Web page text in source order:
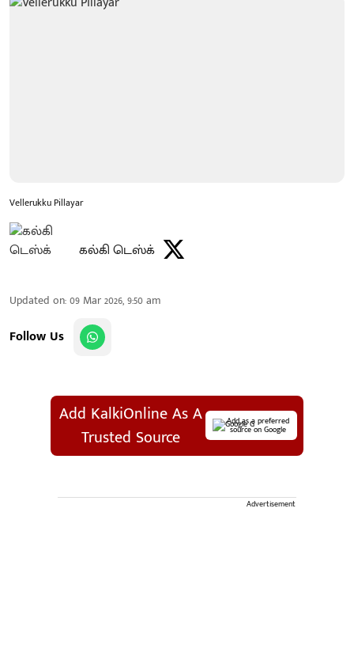
Vellerukku Pillayar
கல்கி டெஸ்க்
Updated on:09 Mar 2026, 9:50 am
Follow Us
Add KalkiOnline As A
Trusted Source
Add as a preferred
source on Google
Advertisement